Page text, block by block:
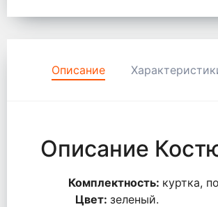
Описание
Описание
Комплектность: куртка,
Цвет: зеленый.